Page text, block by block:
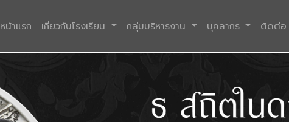
หน้าแรก (current)
เกี่ยวกับโรงเรียน กลุ่มบริหารงาน บุคลากร ติดต่อ